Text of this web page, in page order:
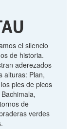
el silencio
de historia.
aderezados
alturas: Plan,
pies de picos
de
verdes